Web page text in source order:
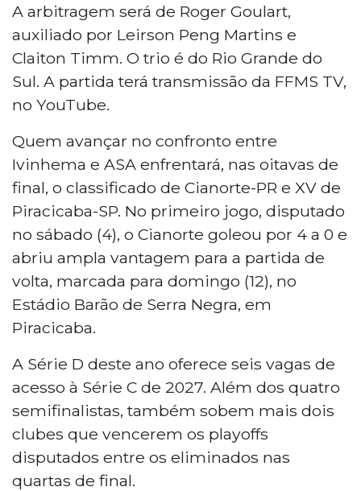
A arbitragem será de Roger Goulart,
auxiliado por Leirson Peng Martins e
Claiton Timm. O trio é do Rio Grande do
Sul. A partida terá transmissão da FFMS TV,
no YouTube.
Quem avançar no confronto entre
Ivinhema e ASA enfrentará, nas oitavas de
final, o classificado de Cianorte-PR e XV de
Piracicaba-SP. No primeiro jogo, disputado
no sábado (4), o Cianorte goleou por 4 a 0 e
abriu ampla vantagem para a partida de
volta, marcada para domingo (12), no
Estádio Barão de Serra Negra, em
Piracicaba.
A Série D deste ano oferece seis vagas de
acesso à Série C de 2027. Além dos quatro
semifinalistas, também sobem mais dois
clubes que vencerem os playoffs
disputados entre os eliminados nas
quartas de final.